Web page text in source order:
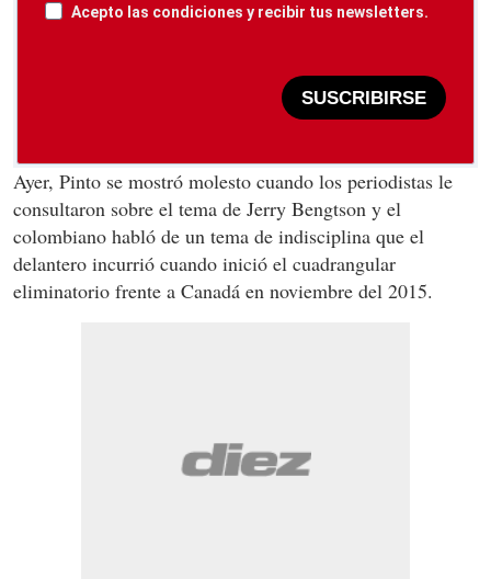
Acepto las condiciones y recibir tus newsletters.
SUSCRIBIRSE
Ayer, Pinto se mostró molesto cuando los periodistas le
consultaron sobre el tema de Jerry Bengtson y el
colombiano habló de un tema de indisciplina que el
delantero incurrió cuando inició el cuadrangular
eliminatorio frente a Canadá en noviembre del 2015.